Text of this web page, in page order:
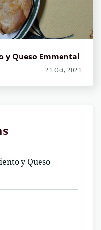
y Queso Emmental
21 Oct, 2021
y Queso